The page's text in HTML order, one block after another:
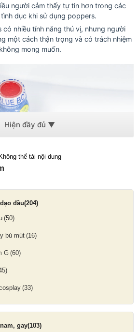
người cảm thấy tự tin hơn trong các
dục khi sử dụng poppers.
có nhiều tính năng thú vị, nhưng người
một cách thận trọng và có trách nhiệm
mong muốn.
Không thể tải nội dung
đầu(204)
(50)
bú mút (16)
G (60)
(33)
gay(103)